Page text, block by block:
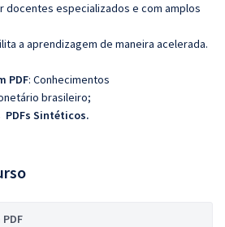
docentes especializados e com amplos
a aprendizagem de maneira acelerada.
PDF: Conhecimentos
brasileiro;
Sintéticos.